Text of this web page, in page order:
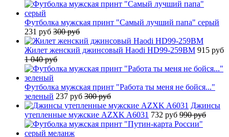
Футболка мужская принт "Самый лучший папа" серый
231 руб 300 руб
Жилет женский джинсовый Haodi HD99-259BM 915 руб
1 040 руб
Футболка мужская принт "Работа ты меня не бойся..."
зеленый 237 руб 300 руб
Джинсы
утепленные мужские AZXK A6031 732 руб 990 руб